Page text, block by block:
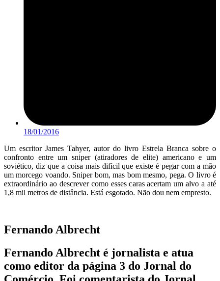
18/01/2016
Um escritor James Tahyer, autor do livro Estrela Branca sobre o
confronto entre um sniper (atiradores de elite) americano e um
soviético, diz que a coisa mais difícil que existe é pegar com a mão
um morcego voando. Sniper bom, mas bom mesmo, pega. O livro é
extraordinário ao descrever como esses caras acertam um alvo a até
1,8 mil metros de distância. Está esgotado. Não dou nem empresto.
Fernando Albrecht
Fernando Albrecht é jornalista e atua
como editor da página 3 do Jornal do